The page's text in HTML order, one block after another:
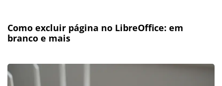
Como excluir página no LibreOffice: em
branco e mais